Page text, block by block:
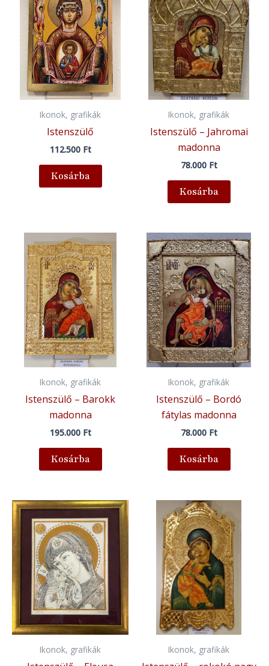
Ikonok, grafikák
Istenszülő
112.500 Ft
Kosárba
Ikonok, grafikák
Istenszülő – Jahromai
madonna
78.000 Ft
Kosárba
Ikonok, grafikák
Istenszülő – Barokk
madonna
195.000 Ft
Kosárba
Ikonok, grafikák
Istenszülő – Bordó
fátylas madonna
78.000 Ft
Kosárba
Ikonok, grafikák Ikonok, grafikák